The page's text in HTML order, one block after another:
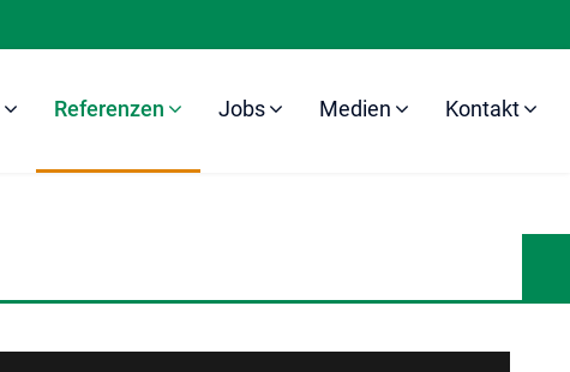
Referenzen Jobs Medien Kontakt